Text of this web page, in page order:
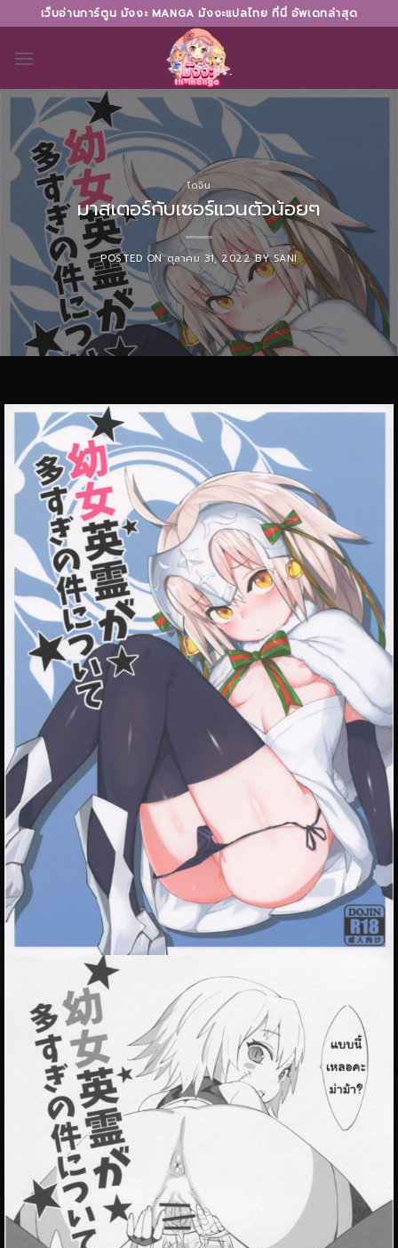
to
content
เว็บอ่านการ์ตูน มังงะ MANGA มังงะแปลไทย ที่นี่ อัพเดทล่าสุด
โดจิน
มาสเตอร์กับเซอร์แวนตัวน้อยๆ
POSTED ONตุลาคม 31, 2022BYSANI